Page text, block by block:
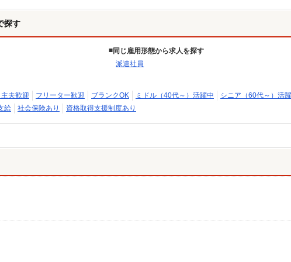
探す
同じ雇用形態から求人を探す
派遣社員
夫歓迎 フリーター歓迎 ブランクOK ミドル（40代～）活躍中
シニア（60代～）活
給 社会保険あり 資格取得支援制度あり